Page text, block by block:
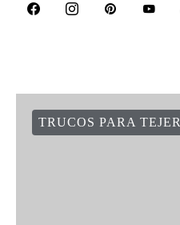
TRUCOS PARA TEJER